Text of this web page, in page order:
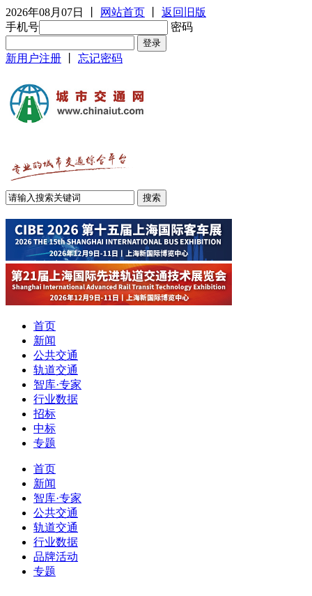
2026年08月07日 网站首页
返回旧版
手机号
密码
新用户注册 忘记密码
首页
新闻
公共交通
轨道交通
智库·专家
行业数据
招标
中标
专题
首页
新闻
智库·专家
公共交通
轨道交通
行业数据
品牌活动
专题